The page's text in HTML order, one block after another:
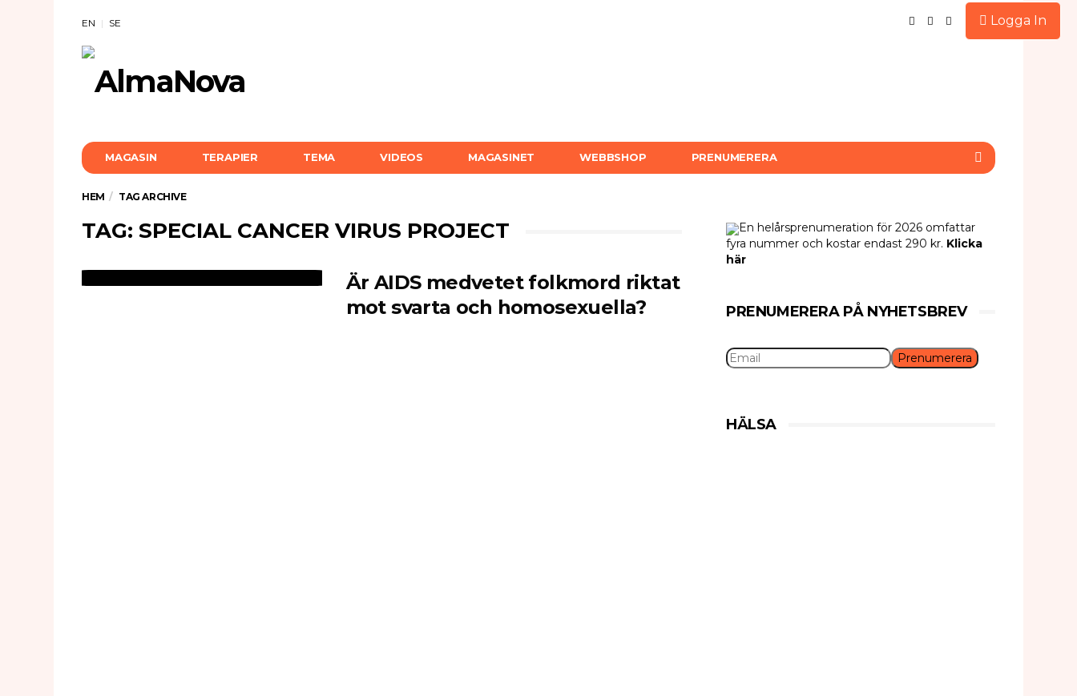
EN SE
MAGASIN TERAPIER TEMA VIDEOS MAGASINET WEBBSHOP PRENUMERERA
HEM TAG ARCHIVE
TAG: SPECIAL CANCER VIRUS PROJECT
Är AIDS medvetet folkmord riktat
mot svarta och homosexuella?
En helårsprenumeration för 2026 omfattar
fyra nummer och kostar endast 290 kr. Klicka
här
PRENUMERERA PÅ NYHETSBREV
HÄLSA
Logga In